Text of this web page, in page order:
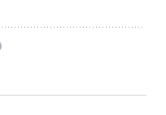
本気プライス